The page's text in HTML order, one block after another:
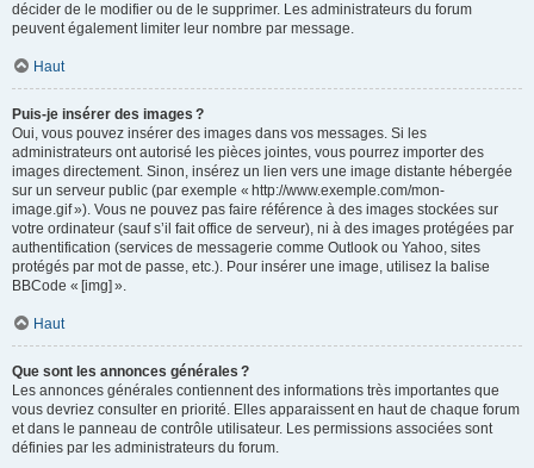
décider de le modifier ou de le supprimer. Les administrateurs du forum
peuvent également limiter leur nombre par message.
Haut
Puis-je insérer des images ?
Oui, vous pouvez insérer des images dans vos messages. Si les
administrateurs ont autorisé les pièces jointes, vous pourrez importer des
images directement. Sinon, insérez un lien vers une image distante hébergée
sur un serveur public (par exemple « http://www.exemple.com/mon-
image.gif »). Vous ne pouvez pas faire référence à des images stockées sur
votre ordinateur (sauf s’il fait office de serveur), ni à des images protégées par
authentification (services de messagerie comme Outlook ou Yahoo, sites
protégés par mot de passe, etc.). Pour insérer une image, utilisez la balise
BBCode « [img] ».
Haut
Que sont les annonces générales ?
Les annonces générales contiennent des informations très importantes que
vous devriez consulter en priorité. Elles apparaissent en haut de chaque forum
et dans le panneau de contrôle utilisateur. Les permissions associées sont
définies par les administrateurs du forum.